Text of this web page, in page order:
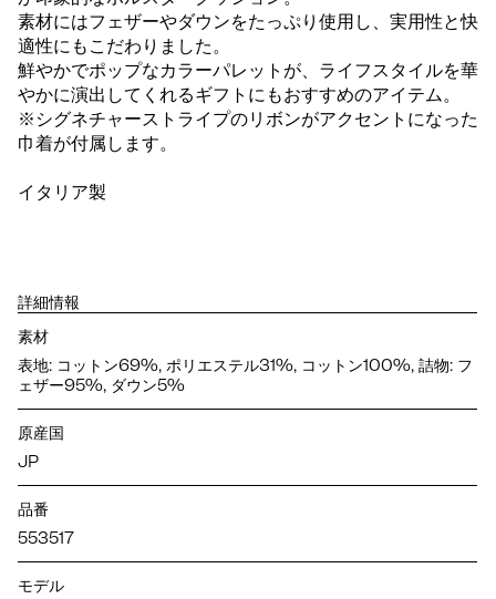
素材にはフェザーやダウンをたっぷり使用し、実用性と快
適性にもこだわりました。
鮮やかでポップなカラーパレットが、ライフスタイルを華
やかに演出してくれるギフトにもおすすめのアイテム。
※シグネチャーストライプのリボンがアクセントになった
巾着が付属します。
イタリア製
詳細情報
素材
表地: コットン69%, ポリエステル31%, コットン100%, 詰物: フ
ェザー95%, ダウン5%
原産国
JP
品番
553517
モデル